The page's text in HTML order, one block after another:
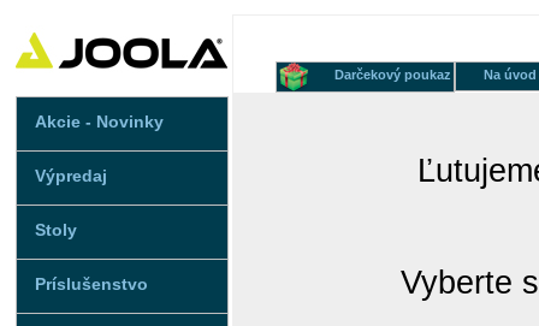
Akcie - Novinky
Výpredaj
Stoly
Príslušenstvo
Na úvod
Darčekový poukaz
Vyberte